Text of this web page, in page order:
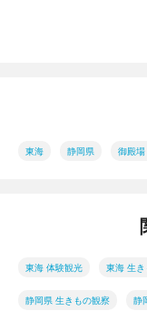
東海 静岡県 御殿
東海 体験観光 東海 生
静岡県 生きもの観察 静